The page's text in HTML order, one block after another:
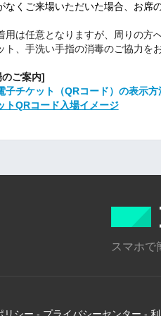
なくご来場いただいた場合、お席
用は任意となりますが、周りの方
ト、手洗い手指の消毒のご協力を
ご案内]
子チケット（QRコード）の表示方
トQRコード入場イメージ
スマホで